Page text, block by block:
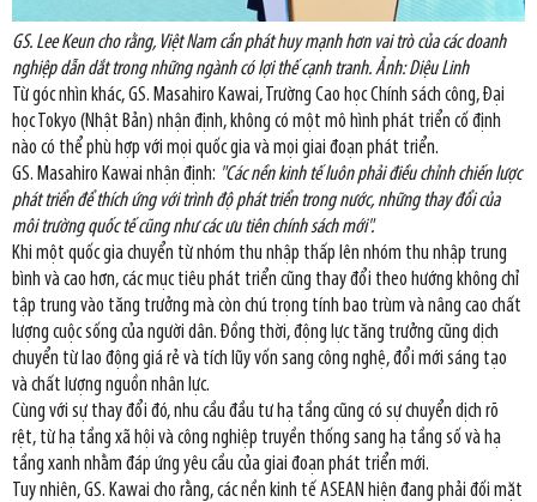
GS. Lee Keun cho rằng, Việt Nam cần phát huy mạnh hơn vai trò của các doanh
nghiệp dẫn dắt trong những ngành có lợi thế cạnh tranh. Ảnh: Diệu Linh
Từ góc nhìn khác, GS. Masahiro Kawai, Trường Cao học Chính sách công, Đại
học Tokyo (Nhật Bản) nhận định, không có một mô hình phát triển cố định
nào có thể phù hợp với mọi quốc gia và mọi giai đoạn phát triển.
GS. Masahiro Kawai nhận định: "Các nền kinh tế luôn phải điều chỉnh chiến lược
phát triển để thích ứng với trình độ phát triển trong nước, những thay đổi của
môi trường quốc tế cũng như các ưu tiên chính sách mới".
Khi một quốc gia chuyển từ nhóm thu nhập thấp lên nhóm thu nhập trung
bình và cao hơn, các mục tiêu phát triển cũng thay đổi theo hướng không chỉ
tập trung vào tăng trưởng mà còn chú trọng tính bao trùm và nâng cao chất
lượng cuộc sống của người dân. Đồng thời, động lực tăng trưởng cũng dịch
chuyển từ lao động giá rẻ và tích lũy vốn sang công nghệ, đổi mới sáng tạo
và chất lượng nguồn nhân lực.
Cùng với sự thay đổi đó, nhu cầu đầu tư hạ tầng cũng có sự chuyển dịch rõ
rệt, từ hạ tầng xã hội và công nghiệp truyền thống sang hạ tầng số và hạ
tầng xanh nhằm đáp ứng yêu cầu của giai đoạn phát triển mới.
Tuy nhiên, GS. Kawai cho rằng, các nền kinh tế ASEAN hiện đang phải đối mặt